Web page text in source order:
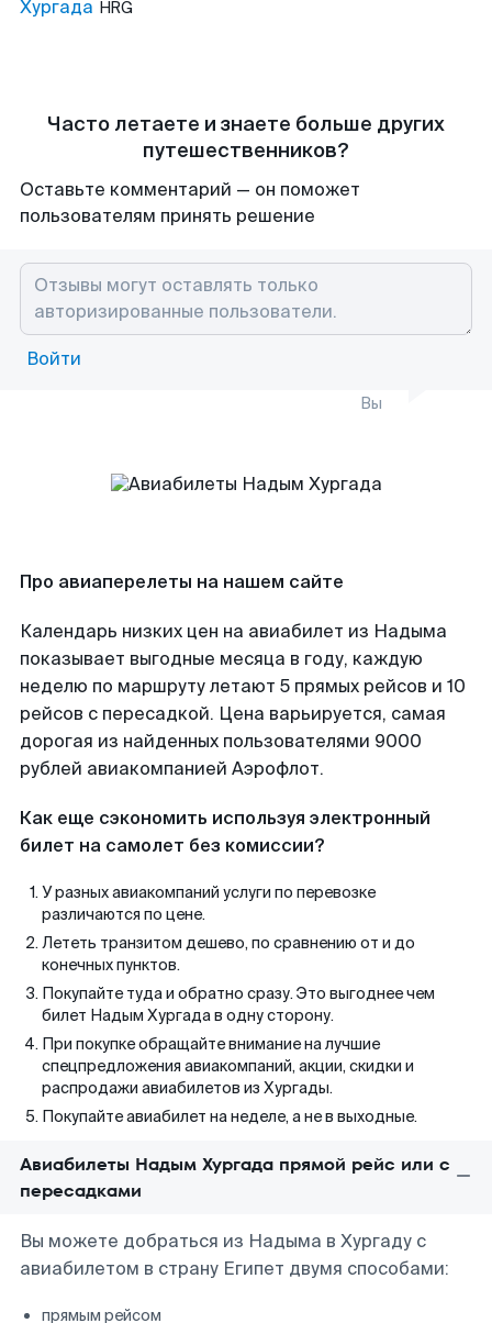
Хургада HRG
Часто летаете и знаете больше других
путешественников?
Оставьте комментарий — он поможет
пользователям принять решение
Войти
Вы
Про авиаперелеты на нашем сайте
Календарь низких цен на авиабилет из Надыма
показывает выгодные месяца в году, каждую
неделю по маршруту летают 5 прямых рейсов и 10
рейсов с пересадкой. Цена варьируется, самая
дорогая из найденных пользователями 9000
рублей авиакомпанией Аэрофлот.
Как еще сэкономить используя электронный
билет на самолет без комиссии?
У разных авиакомпаний услуги по перевозке
различаются по цене.
Лететь транзитом дешево, по сравнению от и до
конечных пунктов.
Покупайте туда и обратно сразу. Это выгоднее чем
билет Надым Хургада в одну сторону.
При покупке обращайте внимание на лучшие
спецпредложения авиакомпаний, акции, скидки и
распродажи авиабилетов из Хургады.
Покупайте авиабилет на неделе, а не в выходные.
Авиабилеты Надым Хургада прямой рейс или с
пересадками
Вы можете добраться из Надыма в Хургаду с
авиабилетом в страну Египет двумя способами:
прямым рейсом